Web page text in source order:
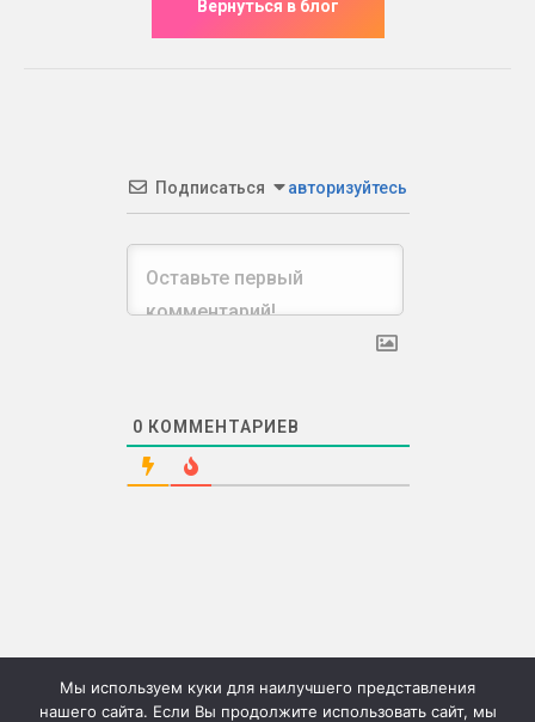
Подписаться авторизуйтесь
0 КОММЕНТАРИЕВ
Мы используем куки для наилучшего представления
нашего сайта. Если Вы продолжите использовать сайт, мы